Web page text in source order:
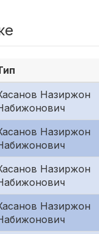
Назиржон
Назиржон
Назиржон
Назиржон